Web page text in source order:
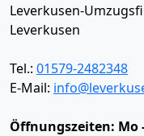
Leverkusen-
Leverkusen
Tel.: 01579-2482348
E-Mail:
Öffnungszeiten: Mo